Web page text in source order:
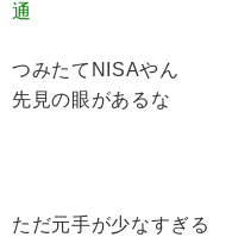
通
つみたてNISAやん
先見の眼があるな
ただ元手が少なすぎる